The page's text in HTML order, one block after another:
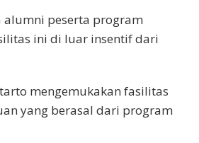
alumni peserta program
ini di luar insentif dari
mengemukakan fasilitas
yang berasal dari program